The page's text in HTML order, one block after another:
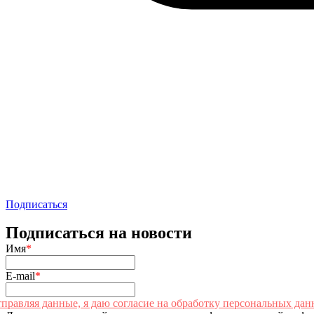
Подписаться
Подписаться на новости
Имя*
E-mail*
данные, я даю согласие на обработку персональных